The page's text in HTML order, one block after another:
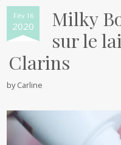
Fév 16
2020
Milky
sur le
Clarins
byCarline